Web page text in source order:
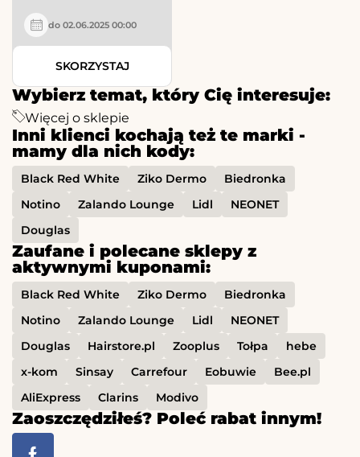
Wybierz temat, który Cię interesuje:
Więcej o sklepie
Inni klienci kochają też te marki -
mamy dla nich kody:
Black Red White Ziko Dermo
Biedronka
Notino
Zalando Lounge Lidl
NEONET
Douglas
Zaufane i polecane sklepy z
aktywnymi kuponami:
Black Red White Ziko Dermo
Biedronka
Notino
Zalando Lounge Lidl
NEONET
Douglas
Hairstore.pl Zooplus Tołpa
hebe
x-kom
Sinsay Carrefour Eobuwie
Bee.pl
AliExpress
Clarins Modivo
Zaoszczędziłeś? Poleć rabat innym!
do 02.06.2025 00:00
SKORZYSTAJ